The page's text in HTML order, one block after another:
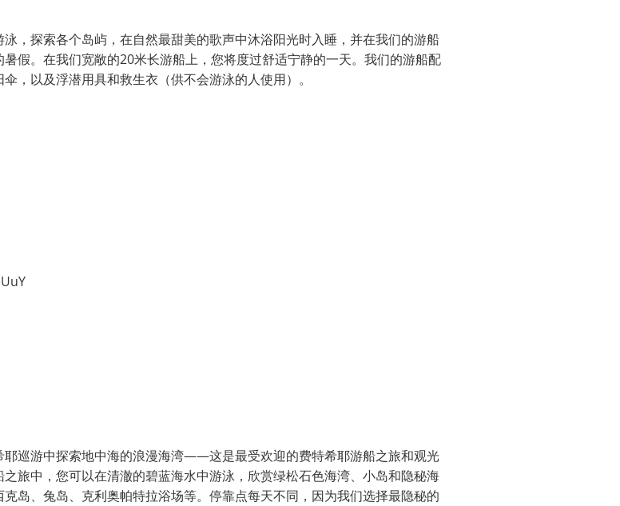
，探索各个岛屿，在自然最甜美的歌声中沐浴阳光时入睡，并在我们的游船
假。在我们宽敞的20米长游船上，您将度过舒适宁静的一天。我们的游船配
，以及浮潜用具和救生衣（供不会游泳的人使用）。
巡游中探索地中海的浪漫海湾——这是最受欢迎的费特希耶游船之旅和观光
旅中，您可以在清澈的碧蓝海水中游泳，欣赏绿松石色海湾、小岛和隐秘海
岛、兔岛、克利奥帕特拉浴场等。停靠点每天不同，因为我们选择最隐秘的